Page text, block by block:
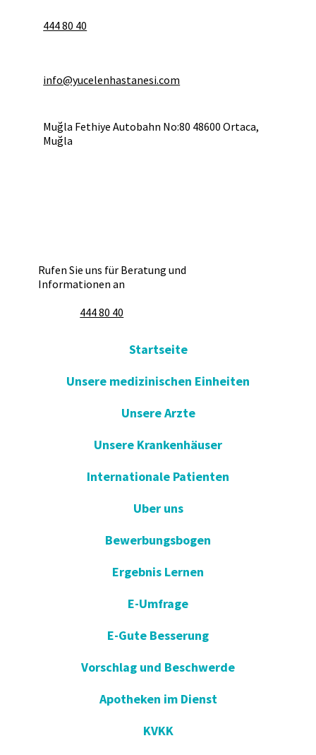
Muğla Fethiye Autobahn No:80 48600 Ortaca,
Muğla
info@yucelenhastanesi.com
444 80 40
Rufen Sie uns für Beratung und
Informationen an
444 80 40
Startseite
Unsere medizinischen Einheiten
Unsere Arzte
Unsere Krankenhäuser
Internationale Patienten
Uber uns
Bewerbungsbogen
Ergebnis Lernen
E-Umfrage
E-Gute Besserung
Vorschlag und Beschwerde
Apotheken im Dienst
KVKK